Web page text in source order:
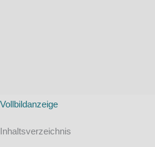
Vollbildanzeige
Inhaltsverzeichnis